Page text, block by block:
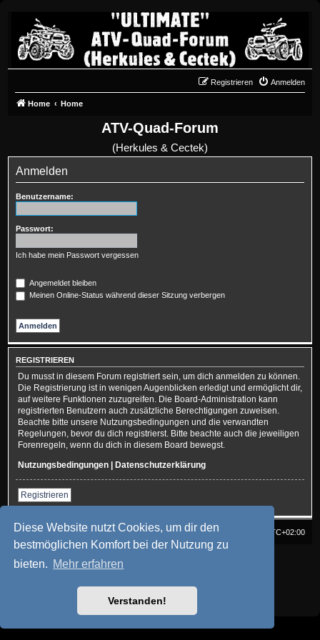
Diese Website nutzt Cookies, um dir den
bestmöglichen Komfort bei der Nutzung zu
bieten. Mehr erfahren
Verstanden!
Anmelden
Registrieren
Home Home
ATV-Quad-Forum
(Herkules & Cectek)
Anmelden
Benutzername:
Passwort:
Ich habe mein Passwort vergessen
Angemeldet bleiben
Meinen Online-Status während dieser Sitzung verbergen
REGISTRIEREN
Du musst in diesem Forum registriert sein, um dich anmelden zu können.
Die Registrierung ist in wenigen Augenblicken erledigt und ermöglicht dir,
auf weitere Funktionen zuzugreifen. Die Board-Administration kann
registrierten Benutzern auch zusätzliche Berechtigungen zuweisen.
Beachte bitte unsere Nutzungsbedingungen und die verwandten
Regelungen, bevor du dich registrierst. Bitte beachte auch die jeweiligen
Forenregeln, wenn du dich in diesem Board bewegst.
Nutzungsbedingungen
Datenschutzerklärung
Registrieren
Home Home Alle Zeiten sind UTC+02:00
Powered by
Deutsche Übersetzung durch
Nutzungsbedingungen